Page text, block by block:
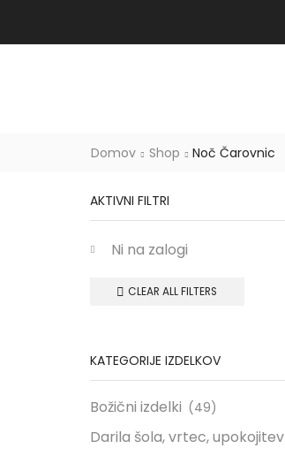
Domov Shop Noč Čarovnic
AKTIVNI FILTRI
Ni na zalogi
CLEAR ALL FILTERS
KATEGORIJE IZDELKOV
Božični izdelki (49)
Darila šola, vrtec, upokojitev